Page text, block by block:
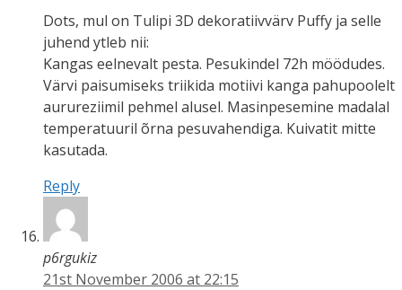
Dots, mul on Tulipi 3D dekoratiivvärv Puffy ja selle
juhend ytleb nii:
Kangas eelnevalt pesta. Pesukindel 72h möödudes.
Värvi paisumiseks triikida motiivi kanga pahupoolelt
aurureziimil pehmel alusel. Masinpesemine madalal
temperatuuril õrna pesuvahendiga. Kuivatit mitte
kasutada.
Reply
p6rgukiz
21st November 2006 at 22:15